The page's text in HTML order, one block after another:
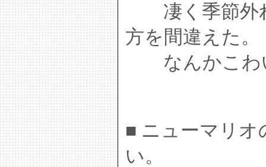
凄く季節外
方を間違えた。
なんかこわ
■ ニューマリオ
い。